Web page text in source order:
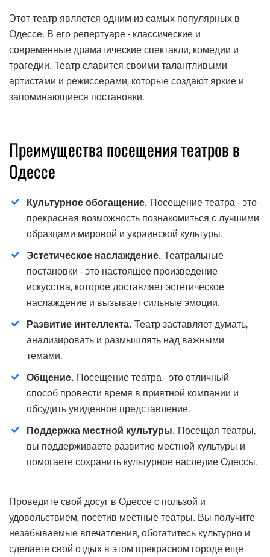
Этот театр является одним из самых популярных в
Одессе. В его репертуаре - классические и
современные драматические спектакли, комедии и
трагедии. Театр славится своими талантливыми
артистами и режиссерами, которые создают яркие и
запоминающиеся постановки.
Преимущества посещения театров в
Одессе
Культурное обогащение. Посещение театра - это
прекрасная возможность познакомиться с лучшими
образцами мировой и украинской культуры.
Эстетическое наслаждение. Театральные
постановки - это настоящее произведение
искусства, которое доставляет эстетическое
наслаждение и вызывает сильные эмоции.
Развитие интеллекта. Театр заставляет думать,
анализировать и размышлять над важными
темами.
Общение. Посещение театра - это отличный
способ провести время в приятной компании и
обсудить увиденное представление.
Поддержка местной культуры. Посещая театры,
вы поддерживаете развитие местной культуры и
помогаете сохранить культурное наследие Одессы.
Проведите свой досуг в Одессе с пользой и
удовольствием, посетив местные театры. Вы получите
незабываемые впечатления, обогатитесь культурно и
сделаете свой отдых в этом прекрасном городе еще